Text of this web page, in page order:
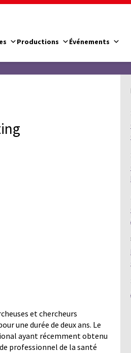
Productions Événements
et chercheurs
une durée de deux ans. Le
ayant récemment obtenu
professionnel de la santé